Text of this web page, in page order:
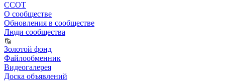
ССОТ
О сообществе
Обновления в сообществе
Люди сообщества
Золотой фонд
Файлообменник
Видеогалерея
Доска объявлений